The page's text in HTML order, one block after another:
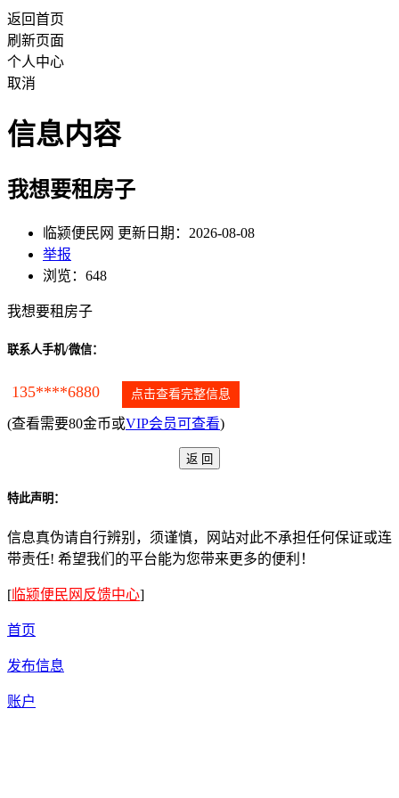
返回首页
刷新页面
个人中心
取消
信息内容
我想要租房子
临颍便民网 更新日期：2026-08-08
举报
浏览：648
我想要租房子
联系人手机/微信：
135****6880 点击查看完整信息
(查看需要80金币或VIP会员可查看)
特此声明：
信息真伪请自行辨别，须谨慎，网站对此不承担任何保证或连
带责任! 希望我们的平台能为您带来更多的便利！
[临颍便民网反馈中心]
首页
发布信息
账户